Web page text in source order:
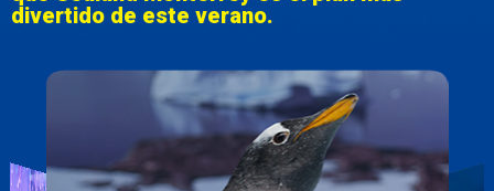
divertido de este verano.